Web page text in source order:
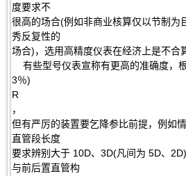
度要求不
很高的场合(例如非商业核算仅以节制为
秀反复性的
场合)，选用高精度仪表在经济上是不合
有些型号仪表宣称有更高的准确度，
3％)
R
，
但有严厉的装置要乞降参比前提，例如
直管段长度
要求辨别大于 10D、3D(凡间为 5D、
与前后置直管构